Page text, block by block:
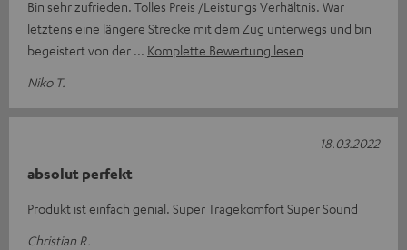
Bin sehr zufrieden. Tolles Preis /Leistungs Verhältnis. War
letztens eine längere Strecke mit dem Zug unterwegs und bin
begeistert von der
Komplette Bewertung lesen
Niko T.
absolut perfekt
Produkt ist einfach genial. Super Tragekomfort Super Sound
Christian R.
18.03.2022